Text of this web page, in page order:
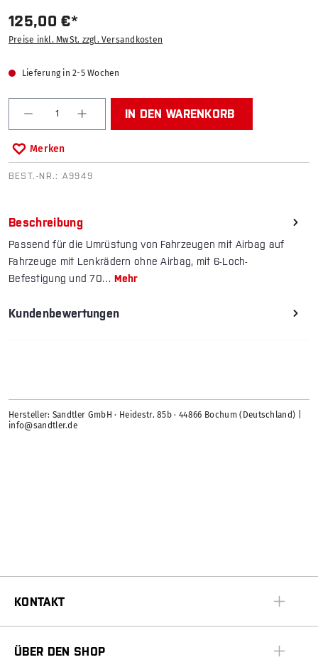
125,00 €*
Preise inkl. MwSt. zzgl. Versandkosten
Lieferung in 2-5 Wochen
Produkt Anzahl: Gib den gewünschten Wert ein
IN DEN WARENKORB
Merken
BEST.-NR.:A9949
Beschreibung
Passend für die Umrüstung von Fahrzeugen mit Airbag auf
Fahrzeuge mit Lenkrädern ohne Airbag, mit 6-Loch-
Befestigung und 70… Mehr
Kundenbewertungen
Hersteller: Sandtler GmbH · Heidestr. 85b · 44866 Bochum (Deutschland) |
info@sandtler.de
KONTAKT
ÜBER DEN SHOP